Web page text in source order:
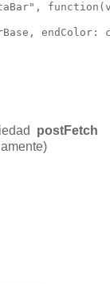
endColor:
postFetch